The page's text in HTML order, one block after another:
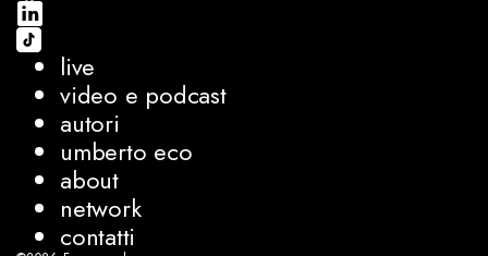
live
video e podcast
autori
umberto eco
about
network
contatti